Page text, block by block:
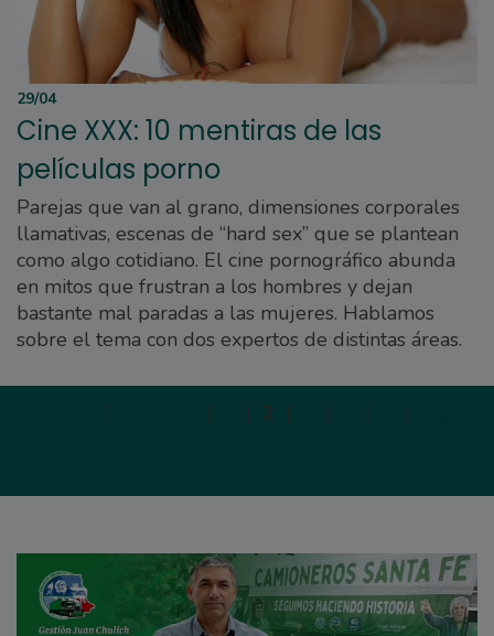
29/04
Cine XXX: 10 mentiras de las
películas porno
Parejas que van al grano, dimensiones corporales
llamativas, escenas de “hard sex” que se plantean
como algo cotidiano. El cine pornográfico abunda
en mitos que frustran a los hombres y dejan
bastante mal paradas a las mujeres. Hablamos
sobre el tema con dos expertos de distintas áreas.
| | | 2 | | | |